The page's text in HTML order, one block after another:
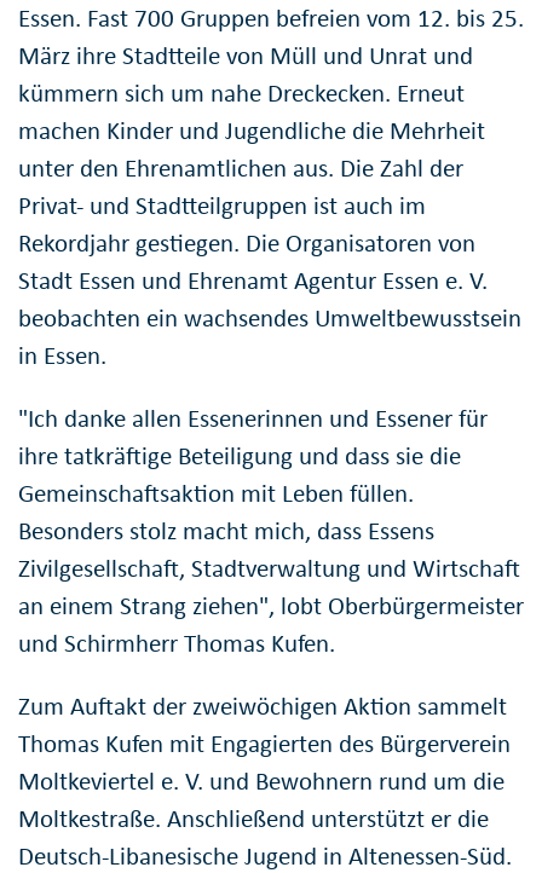
Essen. Fast 700 Gruppen befreien vom 12. bis 25.
März ihre Stadtteile von Müll und Unrat und
kümmern sich um nahe Dreckecken. Erneut
machen Kinder und Jugendliche die Mehrheit
unter den Ehrenamtlichen aus. Die Zahl der
Privat- und Stadtteilgruppen ist auch im
Rekordjahr gestiegen. Die Organisatoren von
Stadt Essen und Ehrenamt Agentur Essen e. V.
beobachten ein wachsendes Umweltbewusstsein
in Essen.
"Ich danke allen Essenerinnen und Essener für
ihre tatkräftige Beteiligung und dass sie die
Gemeinschaftsaktion mit Leben füllen.
Besonders stolz macht mich, dass Essens
Zivilgesellschaft, Stadtverwaltung und Wirtschaft
an einem Strang ziehen", lobt Oberbürgermeister
und Schirmherr Thomas Kufen.
Zum Auftakt der zweiwöchigen Aktion sammelt
Thomas Kufen mit Engagierten des Bürgerverein
Moltkeviertel e. V. und Bewohnern rund um die
Moltkestraße. Anschließend unterstützt er die
Deutsch-Libanesische Jugend in Altenessen-Süd.